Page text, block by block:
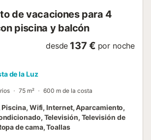
de vacaciones para 4
piscina y balcón
desde 137 € por noche
de la Luz
75 m² 600 m de la costa
Wifi, Internet, Aparcamiento,
Televisión, Televisión de
de cama, Toallas